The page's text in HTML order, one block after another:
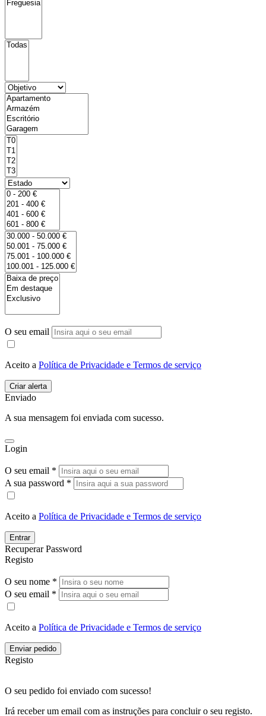
O seu email
Aceito a Política de Privacidade e Termos de serviço
Enviado
A sua mensagem foi enviada com sucesso.
Login
O seu email *
A sua password *
Aceito a Política de Privacidade e Termos de serviço
Entrar
Recuperar Password
Registo
O seu nome *
O seu email *
Aceito a Política de Privacidade e Termos de serviço
Enviar pedido
Registo
O seu pedido foi enviado com sucesso!
Irá receber um email com as instruções para concluir o seu registo.